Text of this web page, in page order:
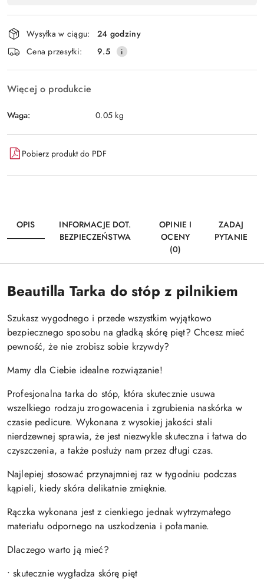
płatność
i
dostawa
Wysyłka w ciągu:
24 godziny
Cena przesyłki:
9.5
Więcej o produkcie
Waga: 0.05 kg
Pobierz produkt do PDF
OPIS
INFORMACJE DOT.
BEZPIECZEŃSTWA
OPINIE I
OCENY
(0)
ZADAJ
PYTANIE
Beautilla Tarka do stóp z pilnikiem
Szukasz wygodnego i przede wszystkim wyjątkowo
bezpiecznego sposobu na gładką skórę pięt? Chcesz mieć
pewność, że nie zrobisz sobie krzywdy?
Mamy dla Ciebie idealne rozwiązanie!
Profesjonalna tarka do stóp, która skutecznie usuwa
wszelkiego rodzaju zrogowacenia i zgrubienia naskórka w
czasie pedicure. Wykonana z wysokiej jakości stali
nierdzewnej sprawia, że jest niezwykle skuteczna i łatwa do
czyszczenia, a także posłuży nam przez długi czas.
Najlepiej stosować przynajmniej raz w tygodniu podczas
kąpieli, kiedy skóra delikatnie zmięknie.
Rączka wykonana jest z cienkiego jednak wytrzymałego
materiału odpornego na uszkodzenia i połamanie.
Dlaczego warto ją mieć?
• skutecznie wygładza skórę pięt